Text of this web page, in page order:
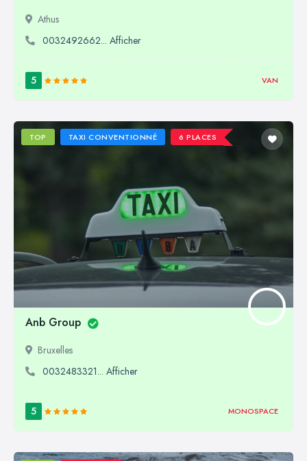
Athus
0032492662... Afficher
5 VAN
TOP TAXI CONVENTIONNÉ 6 PLACES
Anb Group
Bruxelles
0032483321... Afficher
5 MONOSPACE